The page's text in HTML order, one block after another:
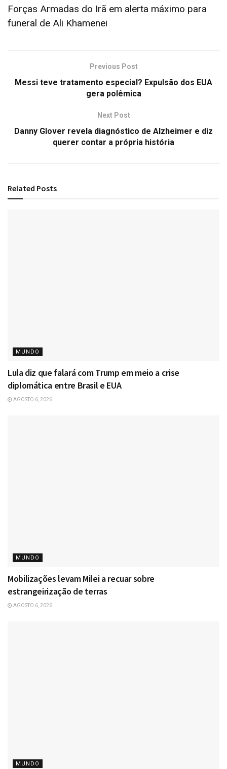
Forças Armadas do Irã em alerta máximo para
funeral de Ali Khamenei
Previous Post
Messi teve tratamento especial? Expulsão dos EUA
gera polêmica
Next Post
Danny Glover revela diagnóstico de Alzheimer e diz
querer contar a própria história
Related Posts
MUNDO
Lula diz que falará com Trump em meio a crise
diplomática entre Brasil e EUA
AGOSTO 6, 2026
MUNDO
Mobilizações levam Milei a recuar sobre
estrangeirização de terras
AGOSTO 6, 2026
MUNDO